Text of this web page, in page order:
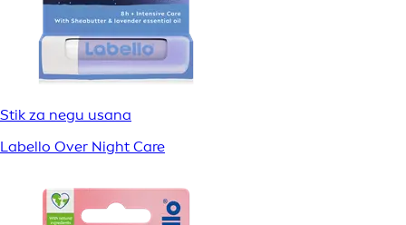
Stik za negu usana
Labello Over Night Care